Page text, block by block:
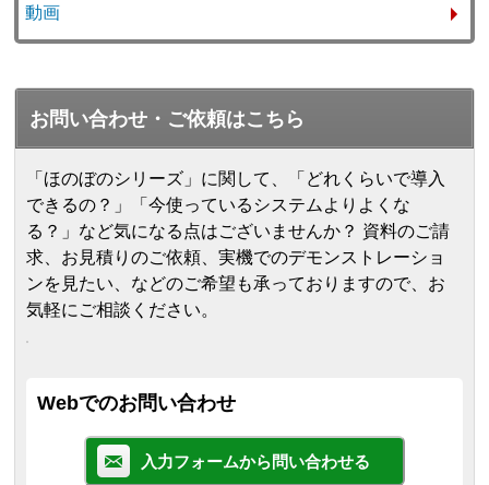
動画
お問い合わせ・ご依頼はこちら
「ほのぼのシリーズ」に関して、「どれくらいで導入
できるの？」「今使っているシステムよりよくな
る？」など気になる点はございませんか？ 資料のご請
求、お見積りのご依頼、実機でのデモンストレーショ
ンを見たい、などのご希望も承っておりますので、お
気軽にご相談ください。
Webでのお問い合わせ
入力フォームから問い合わせる